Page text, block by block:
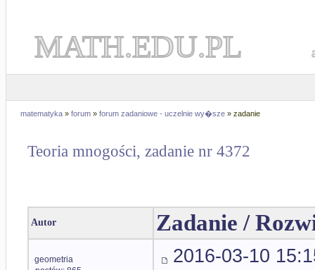
MATH.EDU.PL
matematyka » forum » forum zadaniowe - uczelnie wy�sze » zadanie
Teoria mnogości, zadanie nr 4372
Autor Zadanie /
geometria
2016-03-10